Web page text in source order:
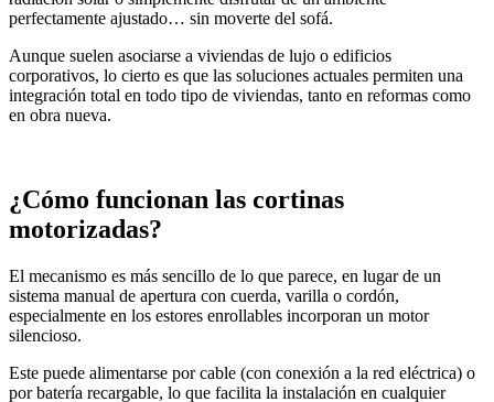
perfectamente ajustado… sin moverte del sofá.
Aunque suelen asociarse a viviendas de lujo o edificios
corporativos, lo cierto es que las soluciones actuales permiten una
integración total en todo tipo de viviendas, tanto en reformas como
en obra nueva.
¿Cómo funcionan las cortinas
motorizadas?
El mecanismo es más sencillo de lo que parece, en lugar de un
sistema manual de apertura con cuerda, varilla o cordón,
especialmente en los estores enrollables incorporan un motor
silencioso.
Este puede alimentarse por cable (con conexión a la red eléctrica) o
por batería recargable, lo que facilita la instalación en cualquier